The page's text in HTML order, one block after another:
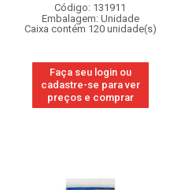
Código: 131911
Embalagem: Unidade
Caixa contém 120 unidade(s)
Faça seu login ou
cadastre-se para ver
preços e comprar